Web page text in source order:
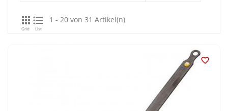

Grid

List
1 - 20 von 31 Artikel(n)
